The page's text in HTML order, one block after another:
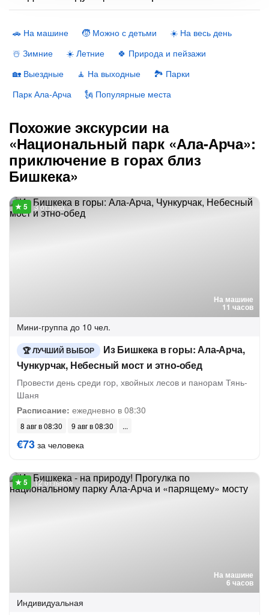
🚗 На машине 🧒 Можно с детьми
☀️ На весь день
☃️ Зимние
☀️ Летние
🍀 Природа и пейзажи
🏡 Выездные
🧘 На выходные
🏞 Парки
Парк Ала-Арча
🗽 Популярные места
Похожие экскурсии на
«Национальный парк «Ала-Арча»:
приключение в горах близ
Бишкека»
На машине
11 часов
3 отзыва
Мини-группа до 10 чел.
ЛУЧШИЙ ВЫБОР
Из Бишкека в горы: Ала-Арча,
Чункурчак, Небесный мост и этно-обед
Провести день среди гор, хвойных лесов и панорам Тянь-
Шаня
Расписание: ежедневно в 08:30
8 авг в 08:30 9 авг в 08:30
€73 за человека
На машине
6 часов
12 отзывов
Индивидуальная